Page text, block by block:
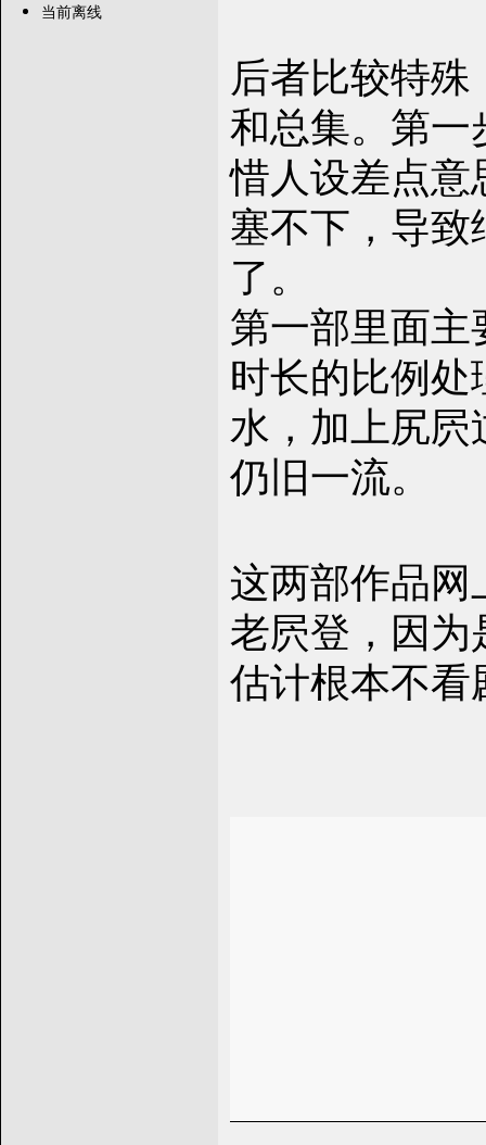
当前离线
后者比较特
和总集。第
惜人设差点
塞不下，导
了。
第一部里面
时长的比例
水，加上尻
仍旧一流。
这两部作品
老屄登，因
估计根本不